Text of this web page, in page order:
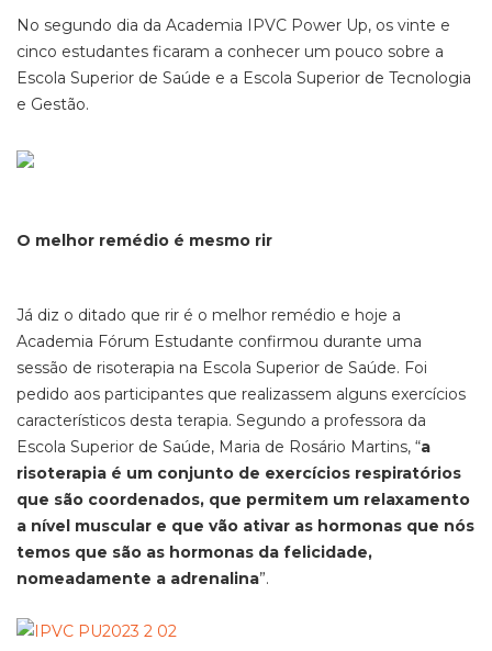
No segundo dia da Academia IPVC Power Up, os vinte e
cinco estudantes ficaram a conhecer um pouco sobre a
Escola Superior de Saúde e a Escola Superior de Tecnologia
e Gestão.
O melhor remédio é mesmo rir
Já diz o ditado que rir é o melhor remédio e hoje a
Academia Fórum Estudante confirmou durante uma
sessão de risoterapia na Escola Superior de Saúde. Foi
pedido aos participantes que realizassem alguns exercícios
característicos desta terapia. Segundo a professora da
Escola Superior de Saúde, Maria de Rosário Martins, “a
risoterapia é um conjunto de exercícios respiratórios
que são coordenados, que permitem um relaxamento
a nível muscular e que vão ativar as hormonas que nós
temos que são as hormonas da felicidade,
nomeadamente a adrenalina”.